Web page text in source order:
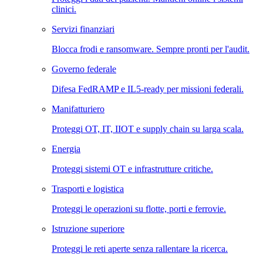
clinici.
Servizi finanziari
Blocca frodi e ransomware. Sempre pronti per l'audit.
Governo federale
Difesa FedRAMP e IL5-ready per missioni federali.
Manifatturiero
Proteggi OT, IT, IIOT e supply chain su larga scala.
Energia
Proteggi sistemi OT e infrastrutture critiche.
Trasporti e logistica
Proteggi le operazioni su flotte, porti e ferrovie.
Istruzione superiore
Proteggi le reti aperte senza rallentare la ricerca.